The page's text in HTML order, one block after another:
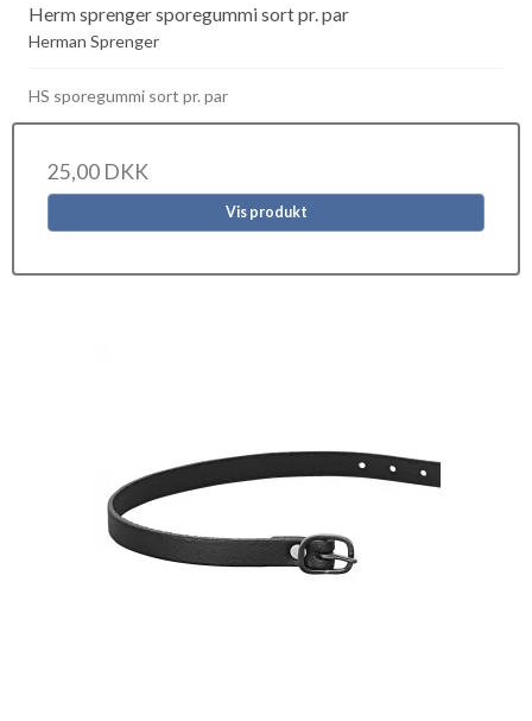
Herm sprenger sporegummi sort pr. par
Herman Sprenger
HS sporegummi sort pr. par
25,00 DKK
Vis produkt